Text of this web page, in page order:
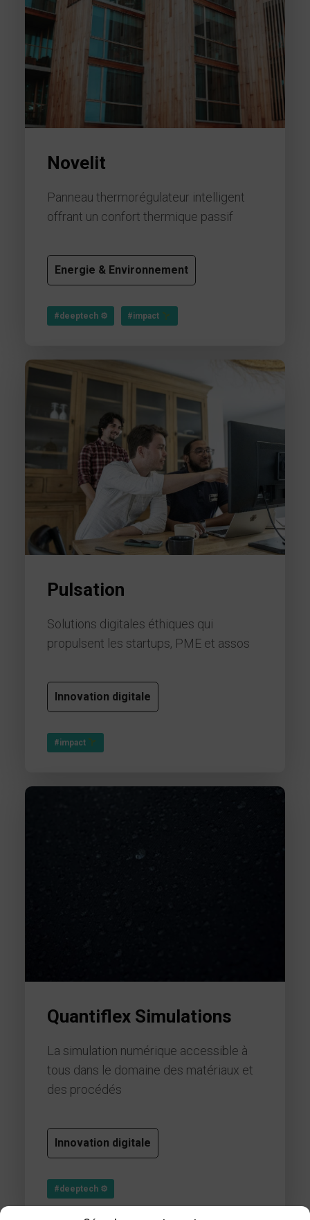
Novelit
Panneau thermorégulateur intelligent
offrant un confort thermique passif
Energie & Environnement
#deeptech ⚙ #impact
Pulsation
Solutions digitales éthiques qui
propulsent les startups, PME et assos
Innovation digitale
#impact
Quantiflex Simulations
La simulation numérique accessible à
tous dans le domaine des matériaux et
des procédés
Innovation digitale
#deeptech ⚙